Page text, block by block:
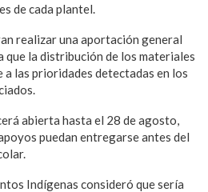
de cada plantel.
realizar una aportación general
que la distribución de los materiales
a las prioridades detectadas en los
abierta hasta el 28 de agosto,
puedan entregarse antes del
Indígenas consideró que sería